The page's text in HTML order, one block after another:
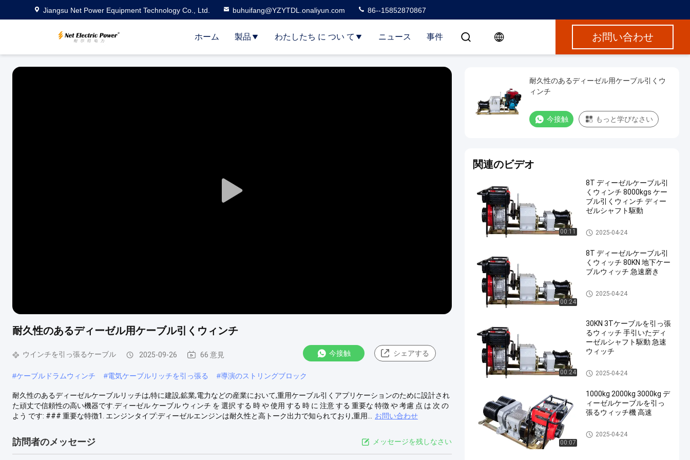
Jiangsu Net Power Equipment Technology Co., Ltd. buhuifang@YZYTDL.onaliyun.com 86--15852870867
ホーム 製品 わたしたち に つい て ニュース 事件 お問い合わせ
Play
耐久性のあるディーゼル用ケーブル引くウィンチ
ウインチを引っ張るケーブル 2025-09-26 66 意見 今接触 シェアする
#ケーブルドラムウィンチ #電気ケーブルリッチを引っ張る #導演のストリングブロック
耐久性のあるディーゼルケーブルリッチは,特に建設,鉱業,電力などの産業において,重用ケーブル引くアプリケーションのために設計され
た頑丈で信頼性の高い機器です.ディーゼル ケーブル ウィンチ を 選択 する 時 や 使用 する 時 に 注意 する 重要な 特徴 や 考慮 点 は 次 の
よう です: ### 重要な特徴1. エンジンタイプ:ディーゼルエンジンは耐久性と高トーク出力で知られており,重用...
お問い合わせ
訪問者のメッセージ メッセージを残しなさい
耐久性のあるディーゼル用ケーブル引くウ
ィンチ
今接触 もっと学びなさい
関連のビデオ
00:11
8T ディーゼルケーブル引
くウィンチ 8000kgs ケー
ブル引くウィンチ ディー
ゼルシャフト駆動
Diesel Cable Pulling Winch
2025-04-24
00:24
8T ディーゼルケーブル引
くウィッチ 80KN 地下ケー
ブルウィッチ 急速磨き
Diesel Cable Pulling Winch
2025-04-24
00:24
30KN 3Tケーブルを引っ張
るウィッチ 手引いたディ
ーゼルシャフト駆動 急速
ウィッチ
Diesel Cable Pulling Winch
2025-04-24
00:07
1000kg 2000kg 3000kg デ
ィーゼルケーブルを引っ
張るウィッチ機 高速
Diesel Cable Pulling Winch
2025-04-24